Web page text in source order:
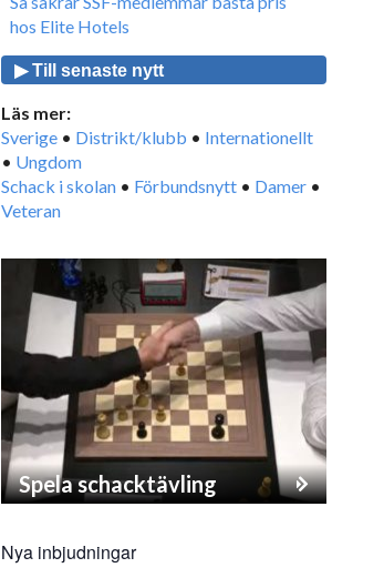
hos Elite Hotels
▶ Till senaste nytt
Läs mer:
Sverige • Distrikt/klubb • Internationellt
• Ungdom
Schack i skolan • Förbundsnytt • Damer •
Veteran
Spela schacktävling
Nya inbjudningar